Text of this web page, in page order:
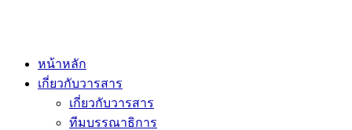
หน้าหลัก
เกี่ยวกับวารสาร
เกี่ยวกับวารสาร
ทีมบรรณาธิการ